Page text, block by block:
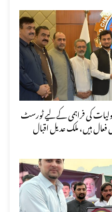
کی فراہمی کے لیے ٹورسٹ
فعال ہیں، ملک عدیل اقبال